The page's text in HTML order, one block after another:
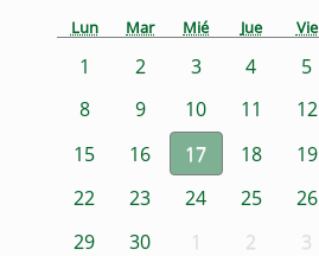
Lun Mar Mié Jue Vie
1 2 3 4 5
8
9 10 11 12
15
16 17 18 19
22
23 24 25 26
29
30 1 2 3